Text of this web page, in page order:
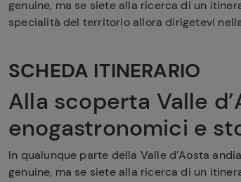
genuine, ma se siete alla ricerca di un
specialità del territorio allora dirigetevi
SCHEDA ITINERARIO
Alla scoperta Valle
enogastronomici e
In qualunque parte della Valle d’Aosta
genuine, ma se siete alla ricerca di un